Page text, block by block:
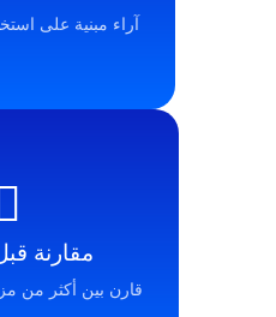
آراء مبنية على استخدام فعلي للخدمة.
مقارنة قبل الاختيار
قارن بين أكثر من مزود في نفس الفئة.